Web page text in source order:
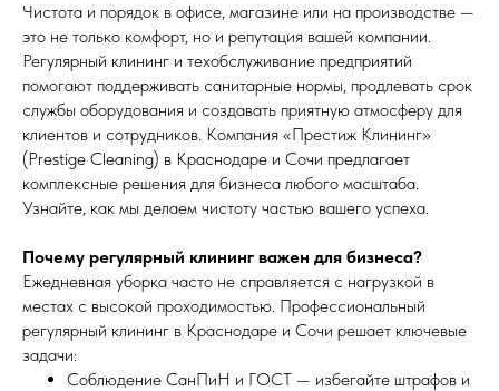
Чистота и порядок в офисе, магазине или на производстве —
это не только комфорт, но и репутация вашей компании.
Регулярный клининг и техобслуживание предприятий
помогают поддерживать санитарные нормы, продлевать срок
службы оборудования и создавать приятную атмосферу для
клиентов и сотрудников. Компания «Престиж Клининг»
(Prestige Cleaning) в Краснодаре и Сочи предлагает
комплексные решения для бизнеса любого масштаба.
Узнайте, как мы делаем чистоту частью вашего успеха.
Почему регулярный клининг важен для бизнеса?
Ежедневная уборка часто не справляется с нагрузкой в
местах с высокой проходимостью. Профессиональный
регулярный клининг в Краснодаре и Сочи решает ключевые
задачи:
Соблюдение СанПиН и ГОСТ — избегайте штрафов и